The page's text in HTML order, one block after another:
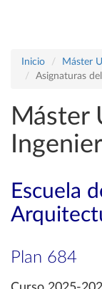
Inicio
Máster
Asignaturas
Máster
Escuela
Plan 684